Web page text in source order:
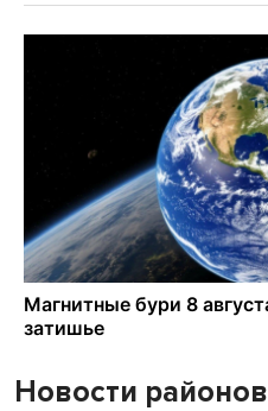
Новости районов